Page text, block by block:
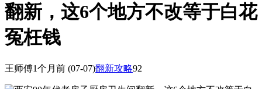
翻新，这6个地方不改等于白花
冤枉钱
王师傅1个月前 (07-07)翻新攻略92